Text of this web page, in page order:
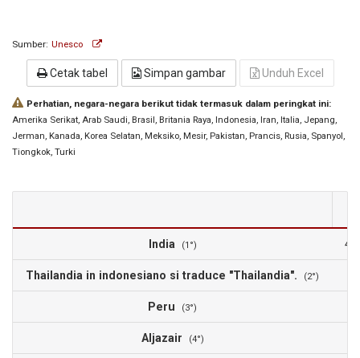
Sumber: Unesco
Cetak tabel Simpan gambar Unduh Excel
Perhatian, negara-negara berikut tidak termasuk dalam peringkat ini:
Amerika Serikat, Arab Saudi, Brasil, Britania Raya, Indonesia, Iran, Italia, Jepang,
Jerman, Kanada, Korea Selatan, Meksiko, Mesir, Pakistan, Prancis, Rusia, Spanyol,
Tiongkok, Turki
India (1°)
Thailandia in indonesiano si traduce "Thailandia". (2°)
Peru (3°)
Aljazair (4°)